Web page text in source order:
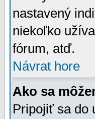
nastavený
niekoľko
fórum, atď.
Návrat hore
Ako sa
Pripojiť sa do